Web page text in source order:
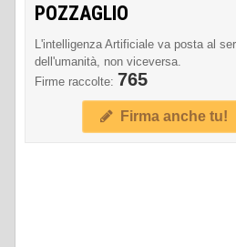
POZZAGLIO
L'intelligenza Artificiale va posta al
dell'umanità, non viceversa.
Firme raccolte: 765
Firma anche tu!